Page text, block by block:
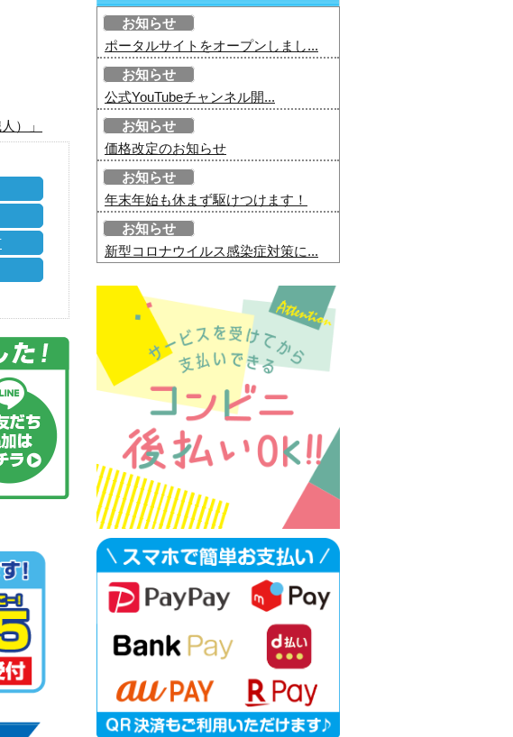
）」
お知らせ
ポータルサイトをオープンしまし...
お知らせ
公式YouTubeチャンネル開...
お知らせ
価格改定のお知らせ
お知らせ
年末年始も休まず駆けつけます！
お知らせ
新型コロナウイルス感染症対策に...